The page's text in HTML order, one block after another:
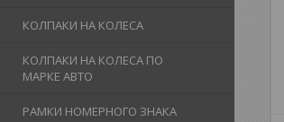
КОЛПАКИ НА КОЛЕСА
КОЛПАКИ НА КОЛЕСА ПО
МАРКЕ АВТО
РАМКИ НОМЕРНОГО ЗНАКА